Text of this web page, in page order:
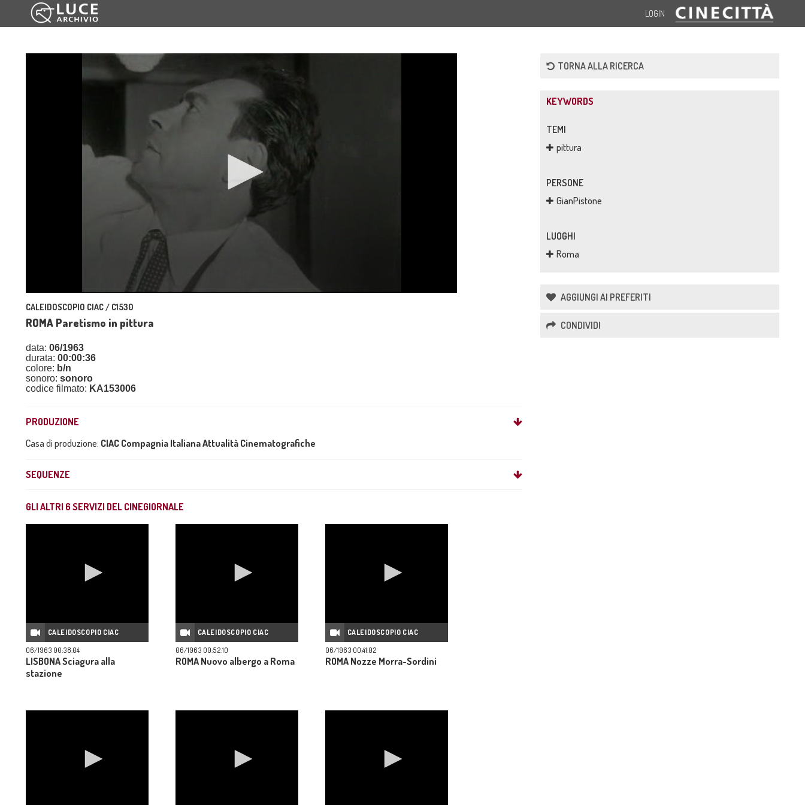
LOGIN
CALEIDOSCOPIO CIAC / C1530
ROMA Paretismo in pittura
data: 06/1963
durata: 00:00:36
colore: b/n
sonoro: sonoro
codice filmato: KA153006
PRODUZIONE
Casa di produzione: CIAC Compagnia Italiana Attualità Cinematografiche
SEQUENZE
GLI ALTRI 6 SERVIZI DEL CINEGIORNALE
CALEIDOSCOPIO CIAC
06/1963 00:38:04
LISBONA Sciagura alla
stazione
CALEIDOSCOPIO CIAC
06/1963 00:52:10
ROMA Nuovo albergo a Roma
CALEIDOSCOPIO CIAC
06/1963 00:41:02
ROMA Nozze Morra-Sordini
TORNA ALLA RICERCA
KEYWORDS
TEMI
pittura
PERSONE
GianPistone
LUOGHI
Roma
AGGIUNGI AI PREFERITI
CONDIVIDI